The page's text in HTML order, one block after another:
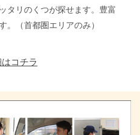
タリのくつが探せます。豊富
。（首都圏エリアのみ）
コチラ